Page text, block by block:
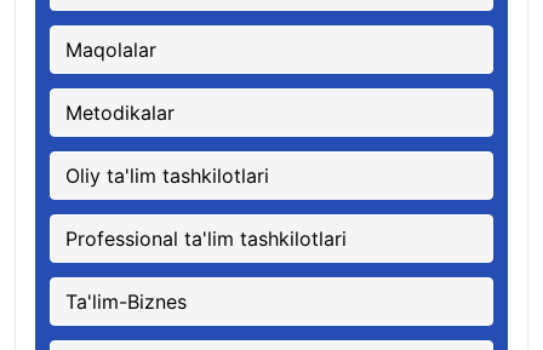
Maqolalar
Metodikalar
Oliy ta'lim tashkilotlari
Professional ta'lim tashkilotlari
Ta'lim-Biznes